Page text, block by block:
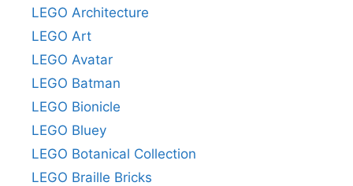
LEGO Architecture
LEGO Art
LEGO Avatar
LEGO Batman
LEGO Bionicle
LEGO Bluey
LEGO Botanical Collection
LEGO Braille Bricks